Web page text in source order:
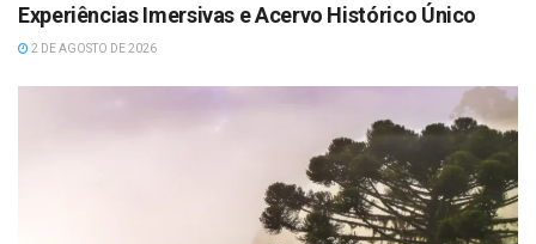
Experiências Imersivas e Acervo Histórico Único
2 DE AGOSTO DE 2026